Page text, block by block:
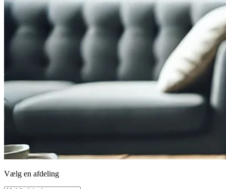
Vælg en afdeling